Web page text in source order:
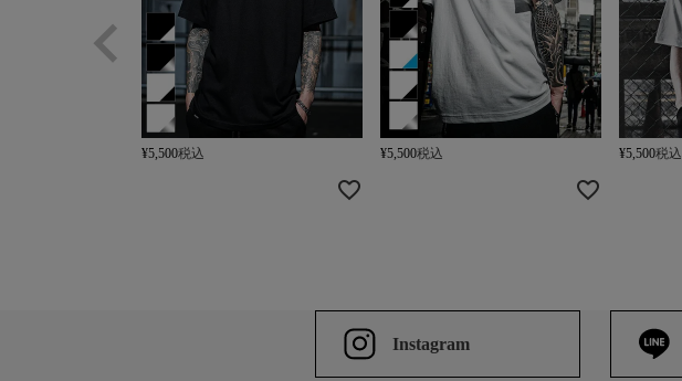
¥5,500税込 ¥5,500税込 ¥5,500税込
Instagram